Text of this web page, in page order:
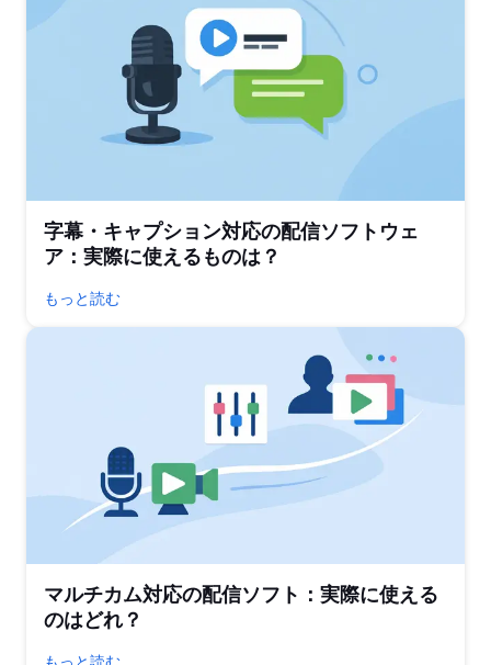
字幕・キャプション対応の配信ソフトウェ
ア：実際に使えるものは？
もっと読む
マルチカム対応の配信ソフト：実際に使える
のはどれ？